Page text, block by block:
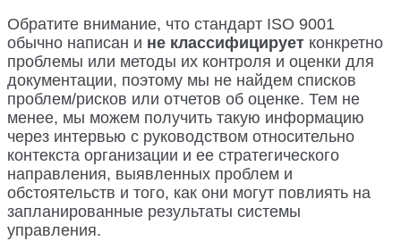
Обратите внимание, что стандарт ISO 9001
обычно написан и не классифицирует конкретно
проблемы или методы их контроля и оценки для
документации, поэтому мы не найдем списков
проблем/рисков или отчетов об оценке. Тем не
менее, мы можем получить такую информацию
через интервью с руководством относительно
контекста организации и ее стратегического
направления, выявленных проблем и
обстоятельств и того, как они могут повлиять на
запланированные результаты системы
управления.